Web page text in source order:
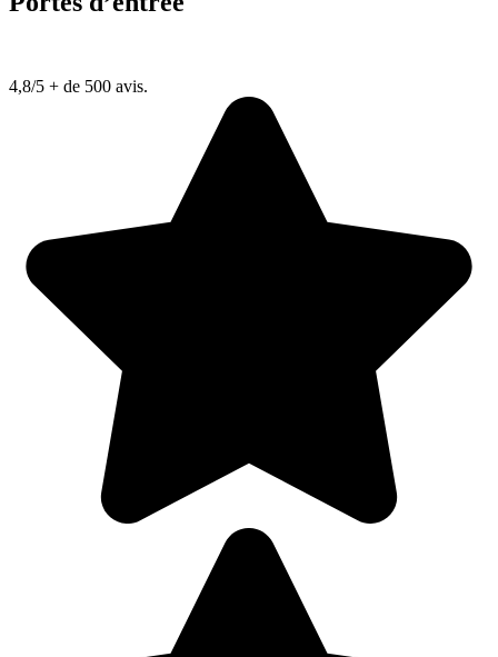
4,8/5 + de 500 avis.